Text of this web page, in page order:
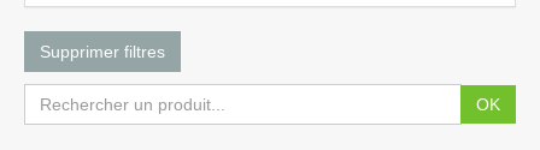
Supprimer filtres
OK